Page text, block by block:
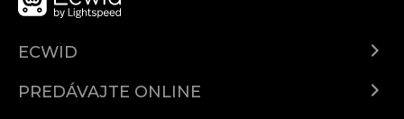
ECWID
Cenník
PREDÁVAJTE ONLINE